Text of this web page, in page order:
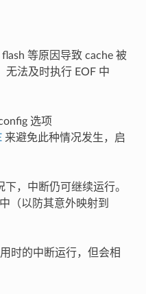
等原因导致 cache 被
无法及时执行 EOF 中
选项
来避免此种情况发生，启
，中断仍可继续运行。
（以防其意外映射到
时的中断运行，但会相